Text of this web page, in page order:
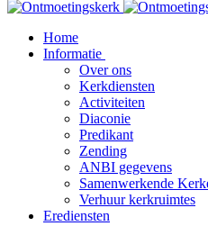
Home
Informatie
Over ons
Kerkdiensten
Activiteiten
Diaconie
Predikant
Zending
ANBI gegevens
Samenwerkende
Verhuur kerkruimtes
Erediensten